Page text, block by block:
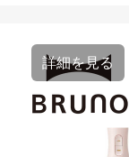
詳細を見る